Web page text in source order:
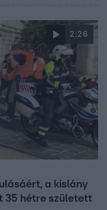
2:26
a kislány
35 hétre született